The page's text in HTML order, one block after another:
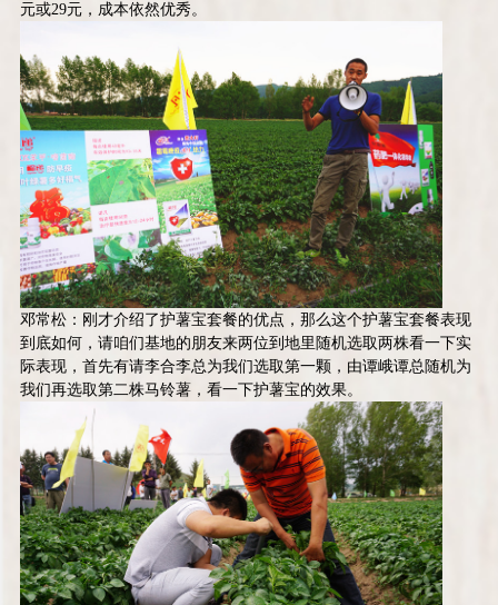
元或29元，成本依然优秀。
邓常松：刚才介绍了护薯宝套餐的优点，那么这个护薯宝套餐表现
到底如何，请咱们基地的朋友来两位到地里随机选取两株看一下实
际表现，首先有请李合李总为我们选取第一颗，由谭峨谭总随机为
我们再选取第二株马铃薯，看一下护薯宝的效果。